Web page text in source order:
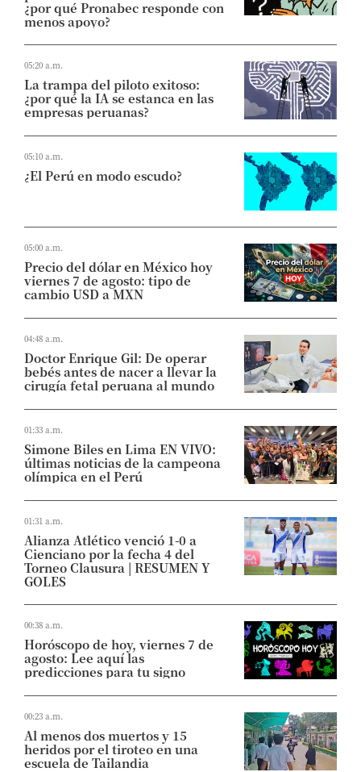
¿por qué Pronabec responde con
menos apoyo?
05:20 a.m.
La trampa del piloto exitoso:
¿por qué la IA se estanca en las
empresas peruanas?
05:10 a.m.
¿El Perú en modo escudo?
05:00 a.m.
Precio del dólar en México hoy
viernes 7 de agosto: tipo de
cambio USD a MXN
04:48 a.m.
Doctor Enrique Gil: De operar
bebés antes de nacer a llevar la
cirugía fetal peruana al mundo
01:33 a.m.
Simone Biles en Lima EN VIVO:
últimas noticias de la campeona
olímpica en el Perú
01:31 a.m.
Alianza Atlético venció 1-0 a
Cienciano por la fecha 4 del
Torneo Clausura | RESUMEN Y
GOLES
00:38 a.m.
Horóscopo de hoy, viernes 7 de
agosto: Lee aquí las
predicciones para tu signo
00:23 a.m.
Al menos dos muertos y 15
heridos por el tiroteo en una
escuela de Tailandia